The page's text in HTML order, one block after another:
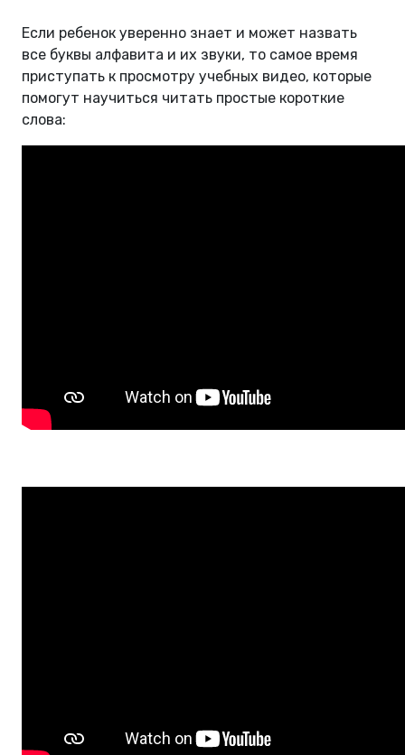
Если ребенок уверенно знает и может назвать
все буквы алфавита и их звуки, то самое время
приступать к просмотру учебных видео, которые
помогут научиться читать простые короткие
слова: